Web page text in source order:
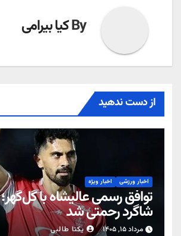
Byکیا بیرامی
از دست ندهید
اخبار ورزشی اخبار ویژه
توافق رسمی عالیشاه با گل‌گهر؛
شاگرد رحمتی شد
مرداد ۱۵, ۱۴۰۵ یکتا طالبی